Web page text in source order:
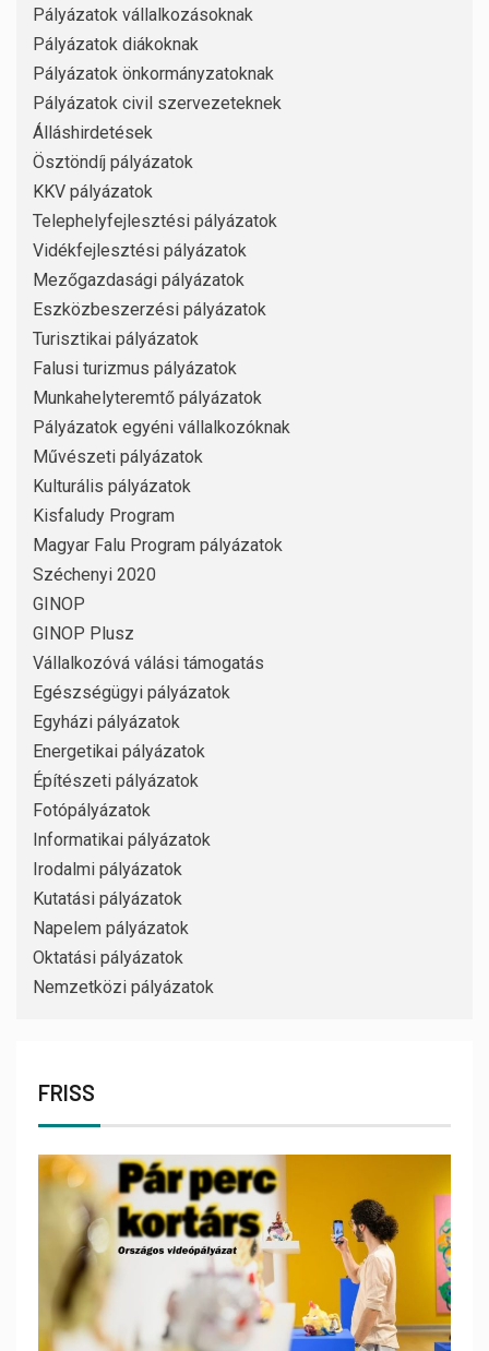
Pályázatok vállalkozásoknak
Pályázatok diákoknak
Pályázatok önkormányzatoknak
Pályázatok civil szervezeteknek
Álláshirdetések
Ösztöndíj pályázatok
KKV pályázatok
Telephelyfejlesztési pályázatok
Vidékfejlesztési pályázatok
Mezőgazdasági pályázatok
Eszközbeszerzési pályázatok
Turisztikai pályázatok
Falusi turizmus pályázatok
Munkahelyteremtő pályázatok
Pályázatok egyéni vállalkozóknak
Művészeti pályázatok
Kulturális pályázatok
Kisfaludy Program
Magyar Falu Program pályázatok
Széchenyi 2020
GINOP
GINOP Plusz
Vállalkozóvá válási támogatás
Egészségügyi pályázatok
Egyházi pályázatok
Energetikai pályázatok
Építészeti pályázatok
Fotópályázatok
Informatikai pályázatok
Irodalmi pályázatok
Kutatási pályázatok
Napelem pályázatok
Oktatási pályázatok
Nemzetközi pályázatok
FRISS